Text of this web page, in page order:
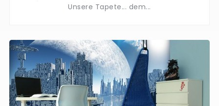
Unsere Tapete... dem...